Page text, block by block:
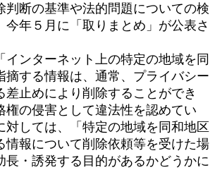
判断の基準や法的問題についての検
今年５月に「取りまとめ」が公表さ
ンターネット上の特定の地域を同
摘する情報は、通常、プライバシー
差止めにより削除することができ
権の侵害として違法性を認めてい
対しては、「特定の地域を同和地区
情報について削除依頼等を受けた場
長・誘発する目的があるかどうかに